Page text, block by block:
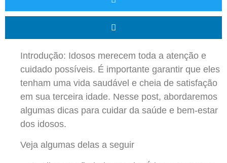
Introdução: Idosos merecem toda a atenção e
cuidado possíveis. É importante garantir que eles
tenham uma vida saudável e cheia de satisfação
em sua terceira idade. Nesse post, abordaremos
algumas dicas para cuidar da saúde e bem-estar
dos idosos.
Veja algumas delas a seguir